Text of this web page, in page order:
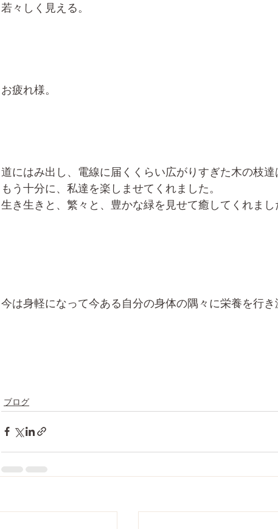
若々しく見える。
お疲れ様。
道にはみ出し、電線に届くくらい広がりすぎた木の枝達
もう十分に、私達を楽しませてくれました。
生き生きと、繁々と、豊かな緑を見せて癒してくれまし
今は身軽になって今ある自分の身体の隅々に栄養を行き
ブログ